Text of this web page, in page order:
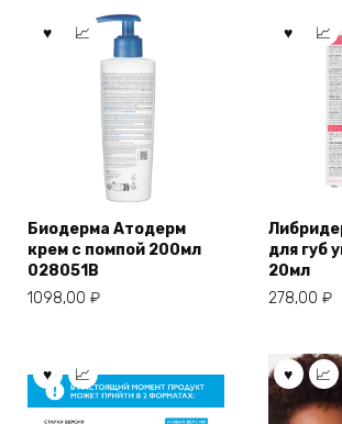
Биодерма Атодерм
крем с помпой 200мл
028051B
1098,00 ₽
для губ
20мл
278,00 ₽